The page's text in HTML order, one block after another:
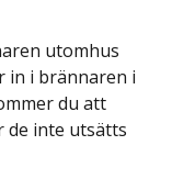
utomhus
in i brännaren i
du att
de inte utsätts